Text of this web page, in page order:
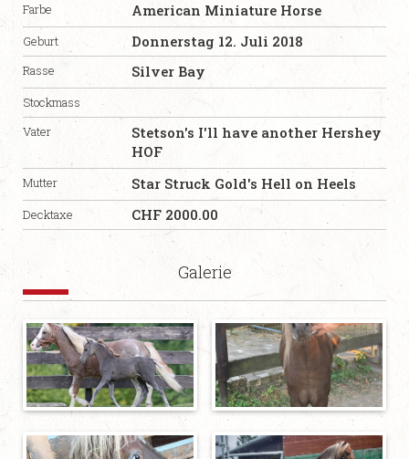
Farbe American Miniature Horse
Geburt Donnerstag 12. Juli 2018
Rasse Silver Bay
Stockmass
Vater
Stetson's I'll have another Hershey
HOF
Mutter Star Struck Gold's Hell on Heels
Decktaxe CHF 2000.00
Galerie